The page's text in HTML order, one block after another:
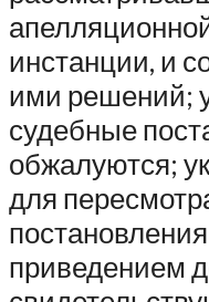
инстанции, и
ими решений;
судебные
обжалуются;
для
приведением